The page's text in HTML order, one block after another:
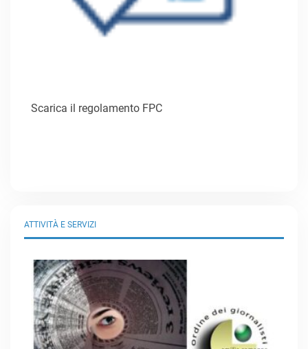
Scarica il regolamento FPC
ATTIVITÀ E SERVIZI